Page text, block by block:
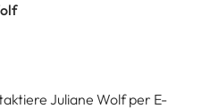
Juliane Wolf per E-